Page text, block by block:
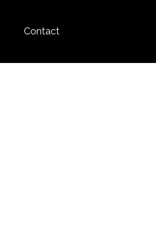
Contact